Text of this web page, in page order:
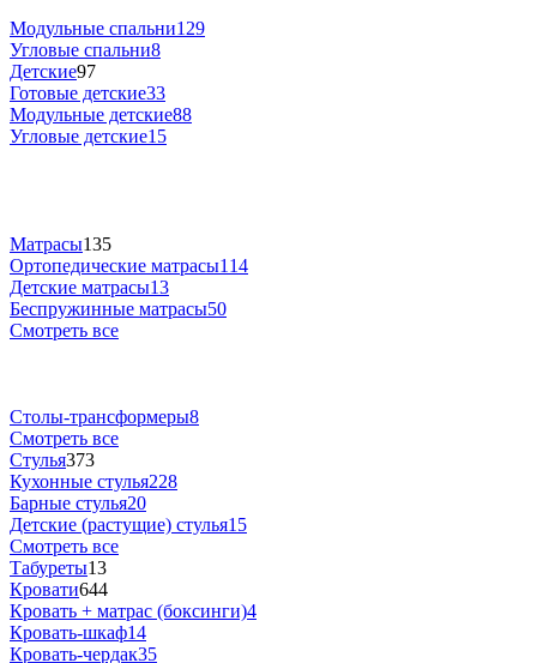
Модульные спальни129
Угловые спальни8
Детские97
Готовые детские33
Модульные детские88
Угловые детские15
Матрасы135
Ортопедические матрасы114
Детские матрасы13
Беспружинные матрасы50
Смотреть все
Столы-трансформеры8
Смотреть все
Стулья373
Кухонные стулья228
Барные стулья20
Детские (растущие) стулья15
Смотреть все
Табуреты13
Кровати644
Кровать + матрас (боксинги)4
Кровать-шкаф14
Кровать-чердак35